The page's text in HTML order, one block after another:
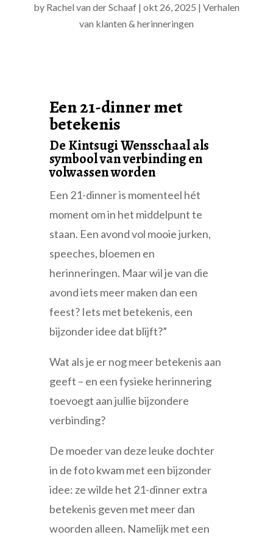
by Rachel van der Schaaf| okt 26, 2025 | Verhalen
van klanten & herinneringen
Een 21-dinner met
betekenis
De Kintsugi Wensschaal als
symbool van verbinding en
volwassen worden
Een 21-dinner is momenteel hét
moment om in het middelpunt te
staan. Een avond vol mooie jurken,
speeches, bloemen en
herinneringen. Maar wil je van die
avond iets meer maken dan een
feest? Iets met betekenis, een
bijzonder idee dat blijft?”
Wat als je er nog meer betekenis aan
geeft – en een fysieke herinnering
toevoegt aan jullie bijzondere
verbinding?
De moeder van deze leuke dochter
in de foto kwam met een bijzonder
idee: ze wilde het 21-dinner extra
betekenis geven met meer dan
woorden alleen. Namelijk met een